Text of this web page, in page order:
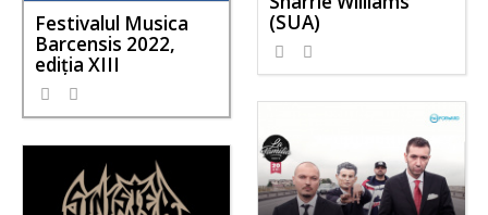
(SUA)
Festivalul Musica
Barcensis 2022,
ediţia XIII